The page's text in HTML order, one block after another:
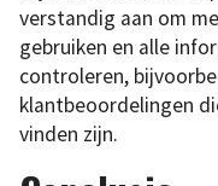
verstandig aan om
gebruiken en alle
controleren,
klantbeoordelingen
vinden zijn.